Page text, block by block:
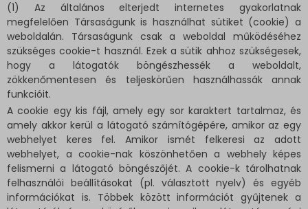
(1) Az általános elterjedt internetes gyakorlatnak
megfelelően Társaságunk is használhat sütiket (cookie) a
weboldalán. Társaságunk csak a weboldal működéséhez
szükséges cookie-t használ. Ezek a sütik ahhoz szükségesek,
hogy a látogatók böngészhessék a weboldalt,
zökkenőmentesen és teljeskörűen használhassák annak
funkcióit.
A cookie egy kis fájl, amely egy sor karaktert tartalmaz, és
amely akkor kerül a látogató számítógépére, amikor az egy
webhelyet keres fel. Amikor ismét felkeresi az adott
webhelyet, a cookie-nak köszönhetően a webhely képes
felismerni a látogató böngészőjét. A cookie-k tárolhatnak
felhasználói beállításokat (pl. választott nyelv) és egyéb
információkat is. Többek között információt gyűjtenek a